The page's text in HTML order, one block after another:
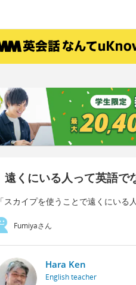
遠くにいる人って英語で
「スカイプを使うことで遠くにいる
Fumiyaさん
Hara Ken
English teacher